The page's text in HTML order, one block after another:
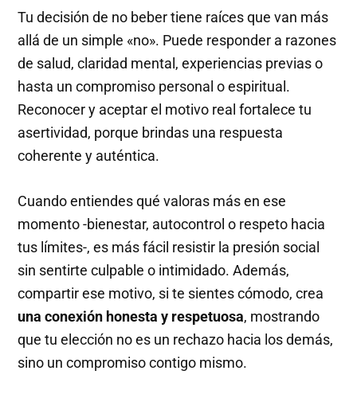
Tu decisión de no beber tiene raíces que van más
allá de un simple «no». Puede responder a razones
de salud, claridad mental, experiencias previas o
hasta un compromiso personal o espiritual.
Reconocer y aceptar el motivo real fortalece tu
asertividad, porque brindas una respuesta
coherente y auténtica.
Cuando entiendes qué valoras más en ese
momento -bienestar, autocontrol o respeto hacia
tus límites-, es más fácil resistir la presión social
sin sentirte culpable o intimidado. Además,
compartir ese motivo, si te sientes cómodo, crea
una conexión honesta y respetuosa, mostrando
que tu elección no es un rechazo hacia los demás,
sino un compromiso contigo mismo.